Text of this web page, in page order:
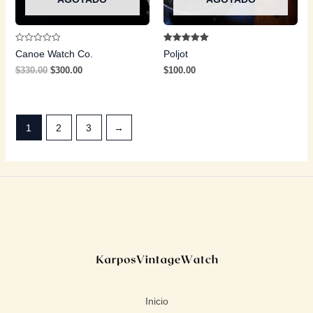
Valorado
con
0
de
Canoe Watch Co.
$330.00 $300.00
Valorado con
5.00
de 5
Poljot
$100.00
1 2 3 →
Inicio